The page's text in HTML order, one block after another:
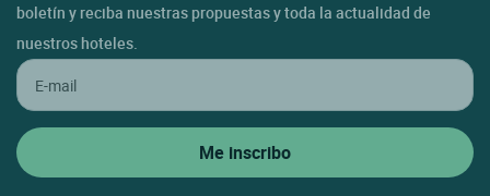
boletín y reciba nuestras propuestas y toda la actualidad de
nuestros hoteles.